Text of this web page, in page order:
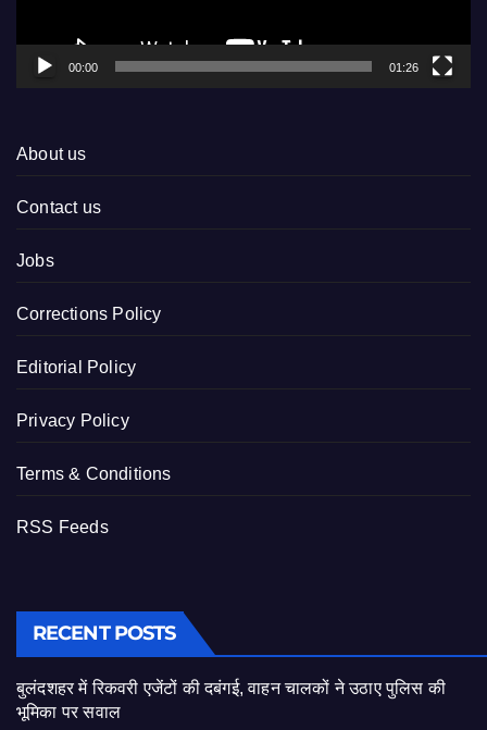
00:00 01:26
About us
Contact us
Jobs
Corrections Policy
Editorial Policy
Privacy Policy
Terms & Conditions
RSS Feeds
RECENT POSTS
बुलंदशहर में रिकवरी एजेंटों की दबंगई, वाहन चालकों ने उठाए पुलिस की
भूमिका पर सवाल